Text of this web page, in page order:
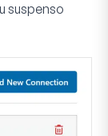
suspenso